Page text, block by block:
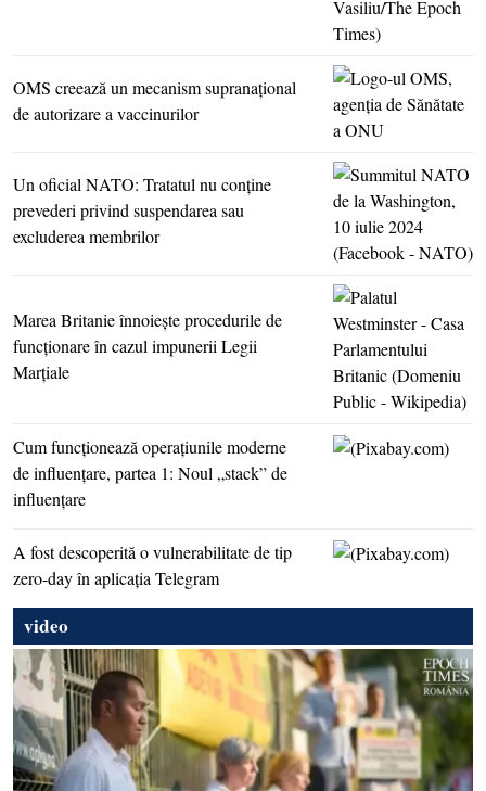
OMS creează un mecanism supranaţional
de autorizare a vaccinurilor
Un oficial NATO: Tratatul nu conţine
prevederi privind suspendarea sau
excluderea membrilor
Marea Britanie înnoieşte procedurile de
funcţionare în cazul impunerii Legii
Marţiale
Cum funcţionează operaţiunile moderne
de influenţare, partea 1: Noul „stack” de
influenţare
A fost descoperită o vulnerabilitate de tip
zero-day în aplicaţia Telegram
video